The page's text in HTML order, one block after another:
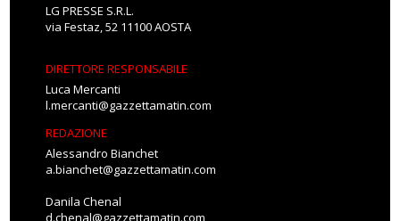
LG PRESSE S.R.L.
via Festaz, 52 11100 AOSTA
DIRETTORE RESPONSABILE
Luca Mercanti
l.mercanti@gazzettamatin.com
REDAZIONE
Alessandro Bianchet
a.bianchet@gazzettamatin.com
Danila Chenal
d.chenal@gazzettamatin.com